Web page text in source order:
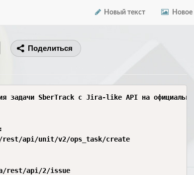
Новый текст Новое
Поделиться
задачи SberTrack с Jira-like API на
rest/api/unit/v2/ops_task/create
rest/api/2/issue